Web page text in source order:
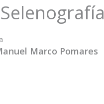
Marco Pomares